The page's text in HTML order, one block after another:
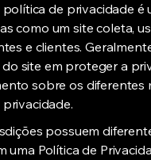
política de privacidade
como um site coleta,
e clientes.
site em proteger a
sobre os diferentes
possuem
uma Política de